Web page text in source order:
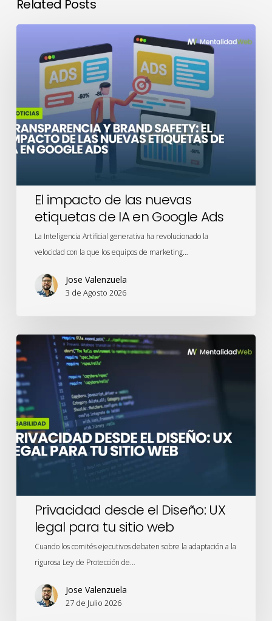
Related Posts
El
nuevas
etiquetas
de
IA
en
Ads
El impacto de las nuevas
etiquetas de IA en Google Ads
La Inteligencia Artificial generativa ha revolucionado la
velocidad con la que los equipos de marketing…
Jose Valenzuela
3 de Agosto 2026
Privacidad
desde
el
Diseño:
UX
legal
para
tu
Privacidad desde el Diseño: UX
legal para tu sitio web
Cuando los comités ejecutivos debaten sobre la adaptación a la
rigurosa Ley de Protección de…
Jose Valenzuela
27 de Julio 2026